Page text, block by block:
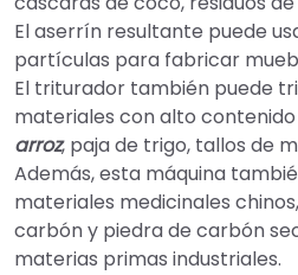
El aserrín resultante puede
partículas para fabricar
El triturador también puede
materiales con alto
arroz, paja de trigo, tallos de
Además, esta máquina
materiales medicinales
carbón y piedra de carbón
materias primas industriales.